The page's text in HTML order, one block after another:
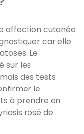
affection cutanée
car elle
Le
sur les
des tests
le
à prendre en
rosé de